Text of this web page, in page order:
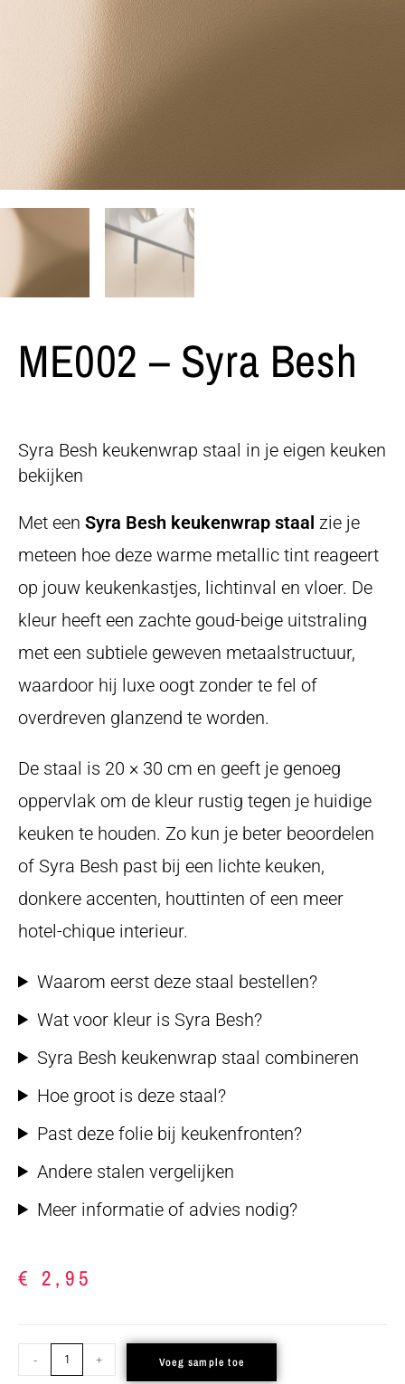
ME002 – Syra Besh
Syra Besh keukenwrap staal in je eigen keuken
bekijken
Met een Syra Besh keukenwrap staal zie je
meteen hoe deze warme metallic tint reageert
op jouw keukenkastjes, lichtinval en vloer. De
kleur heeft een zachte goud-beige uitstraling
met een subtiele geweven metaalstructuur,
waardoor hij luxe oogt zonder te fel of
overdreven glanzend te worden.
De staal is 20 × 30 cm en geeft je genoeg
oppervlak om de kleur rustig tegen je huidige
keuken te houden. Zo kun je beter beoordelen
of Syra Besh past bij een lichte keuken,
donkere accenten, houttinten of een meer
hotel-chique interieur.
Waarom eerst deze staal bestellen?
Wat voor kleur is Syra Besh?
Syra Besh keukenwrap staal combineren
Hoe groot is deze staal?
Past deze folie bij keukenfronten?
Andere stalen vergelijken
Meer informatie of advies nodig?
€ 2,95
- + Voeg sample toe